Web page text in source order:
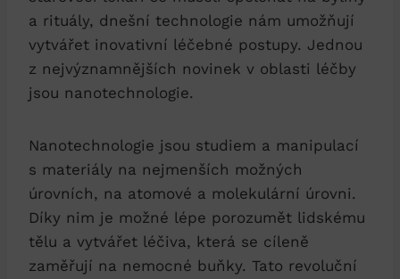
a rituály, dnešní technologie nám umožňují
vytvářet inovativní léčebné postupy. Jednou
z nejvýznamnějších novinek v oblasti léčby
jsou nanotechnologie.
Nanotechnologie jsou studiem a manipulací
s materiály na nejmenších možných
úrovních, na atomové a molekulární úrovni.
Díky nim je možné lépe porozumět lidskému
tělu a vytvářet léčiva, která se cíleně
zaměřují na nemocné buňky. Tato revoluční